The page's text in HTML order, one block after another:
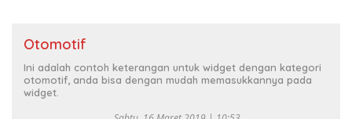
Otomotif
Ini adalah contoh keterangan untuk widget dengan kategori
otomotif, anda bisa dengan mudah memasukkannya pada
widget.